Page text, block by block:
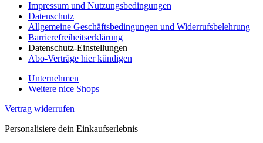
Impressum und Nutzungsbedingungen
Datenschutz
Allgemeine Geschäftsbedingungen und Widerrufsbelehrung
Barrierefreiheitserklärung
Datenschutz-Einstellungen
Abo-Verträge hier kündigen
Unternehmen
Weitere nice Shops
Vertrag widerrufen
Personalisiere dein Einkaufserlebnis